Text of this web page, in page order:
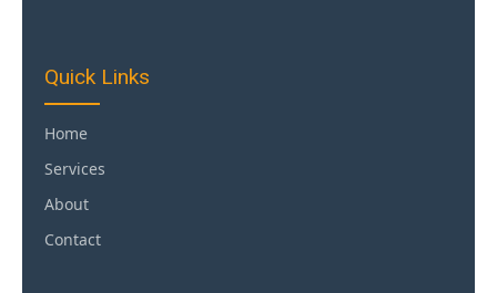
Quick Links
Home
Services
About
Contact